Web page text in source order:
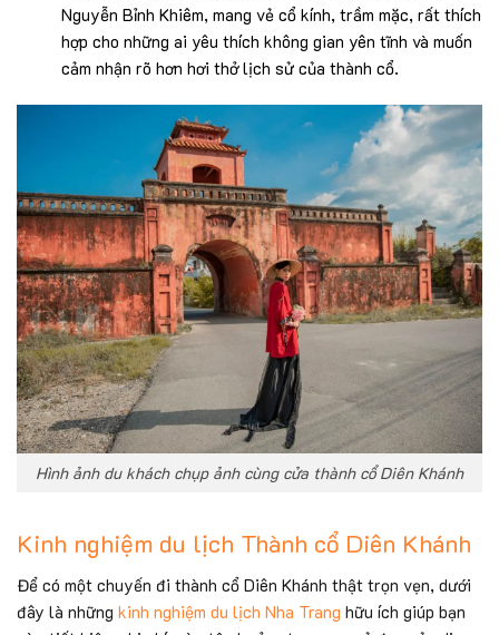
Nguyễn Bỉnh Khiêm, mang vẻ cổ kính, trầm mặc, rất thích
hợp cho những ai yêu thích không gian yên tĩnh và muốn
cảm nhận rõ hơn hơi thở lịch sử của thành cổ.
Hình ảnh du khách chụp ảnh cùng cửa thành cổ Diên Khánh
Kinh nghiệm du lịch Thành cổ Diên Khánh
Để có một chuyến đi thành cổ Diên Khánh thật trọn vẹn, dưới
đây là những kinh nghiệm du lịch Nha Trang hữu ích giúp bạn